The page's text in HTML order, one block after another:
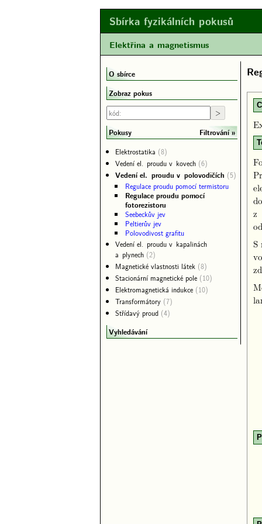
Sbírka fyzikálních pokusů
Elektřina a magnetismus
z
S
O sbírce
Zobraz pokus
Pokusy
Filtrování
Elektrostatika (8)
Vedení el. proudu v kovech (6)
Vedení el. proudu v polovodičích (5)
Regulace proudu pomocí termistoru
Regulace proudu pomocí
fotorezistoru
Seebeckův jev
Peltierův jev
Polovodivost grafitu
Vedení el. proudu v kapalinách
a plynech (2)
Magnetické vlastnosti látek (8)
Stacionární magnetické pole (10)
Elektromagnetická indukce (10)
Transformátory (7)
Střídavý proud (4)
Vyhledávání